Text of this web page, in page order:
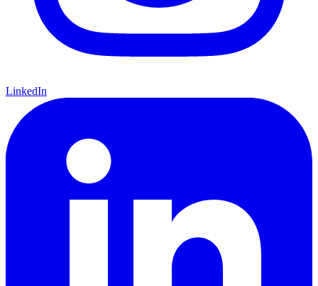
LinkedIn